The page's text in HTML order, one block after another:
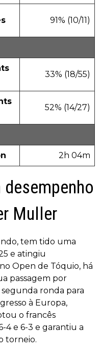
91% (10/11)
33% (18/55)
52% (14/27)
2h 04m
Muller
tem tido uma
e atingiu
Open de Tóquio, há
passagem por
segunda ronda para
à Europa,
o francês
4 e 6-3 e garantiu a
torneio.